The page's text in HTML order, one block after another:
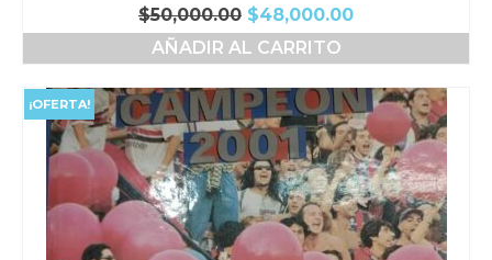
$50,000.00 El
precio
original
$50,000.00.
$48,000.00El
precio
$48,000.00.
AÑADIR AL CARRITO
¡OFERTA!